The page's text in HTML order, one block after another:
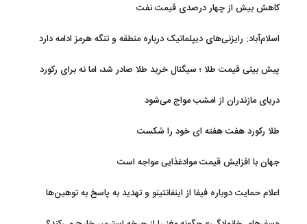
کاهش بیش از چهار درصدی قیمت نفت
اسلام‌آباد: رایزنی‌های دیپلماتیک درباره منطقه و تنگه هرمز ادامه دارد
پیش بینی قیمت طلا ؛ سیگنال خرید طلا صادر شد، اما نه برای رکورد
دریای مازندران از امشب مواج می‌شود
طلا رکورد هفت هفته ای خود را شکست
جهان با افزایش قیمت موادغذایی مواجه است
اعلام حمایت دوباره فیفا از اینفانتینو و تهدید به پاسخ به توهین‌ها